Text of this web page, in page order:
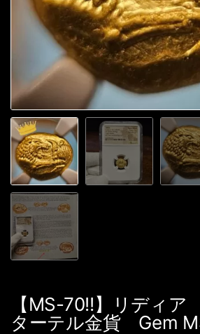
【MS-70!!】リディ
ターテル金貨 Gem